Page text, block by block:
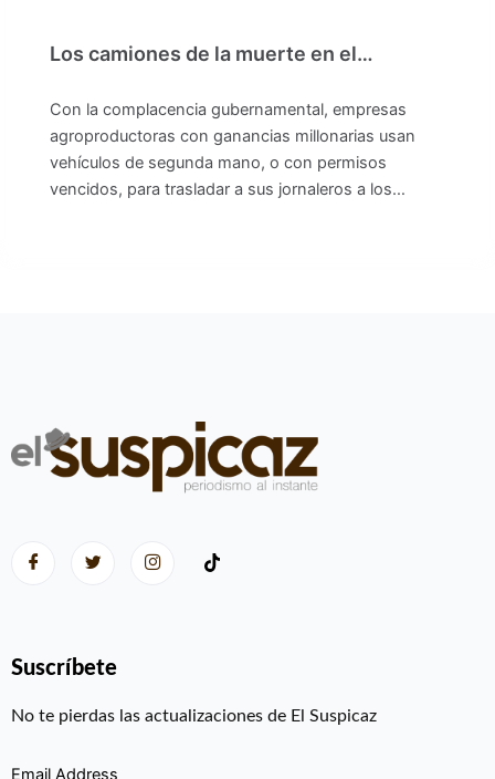
Los camiones de la muerte en el…
Con la complacencia gubernamental, empresas
agroproductoras con ganancias millonarias usan
vehículos de segunda mano, o con permisos
vencidos, para trasladar a sus jornaleros a los…
Suscríbete
No te pierdas las actualizaciones de El Suspicaz
Email Address